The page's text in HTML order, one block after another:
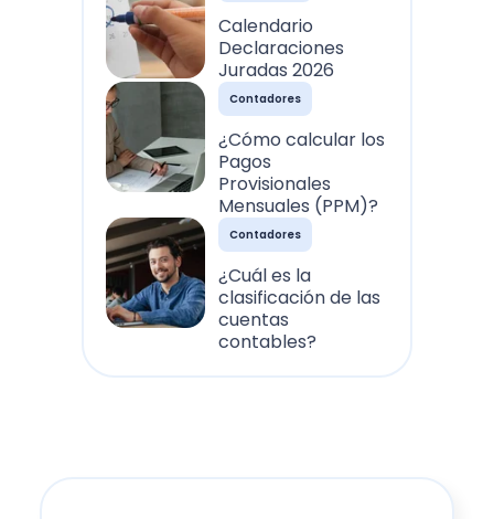
Calendario
Declaraciones
Juradas 2026
Contadores
¿Cómo calcular los
Pagos
Provisionales
Mensuales (PPM)?
Contadores
¿Cuál es la
clasificación de las
cuentas
contables?